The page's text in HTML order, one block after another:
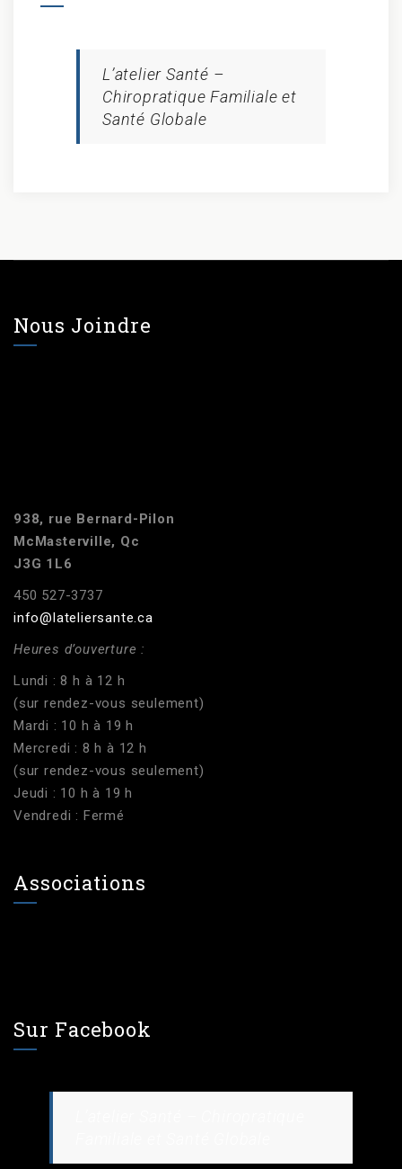
L’atelier Santé –
Chiropratique Familiale et
Santé Globale
Nous Joindre
938, rue Bernard-Pilon
McMasterville, Qc
J3G 1L6
450 527-3737
info@lateliersante.ca
Heures d’ouverture :
Lundi : 8 h à 12 h
(sur rendez-vous seulement)
Mardi : 10 h à 19 h
Mercredi : 8 h à 12 h
(sur rendez-vous seulement)
Jeudi : 10 h à 19 h
Vendredi : Fermé
Associations
Sur Facebook